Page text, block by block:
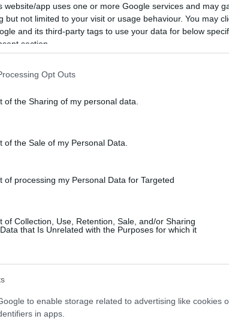
website/app uses one or more Google services and may
but not limited to your visit or usage behaviour. You may
and its third-party tags to use your data for below
section.
Opt Outs
of the Sharing of my personal data.
of the Sale of my Personal Data.
of processing my Personal Data for Targeted
of Collection, Use, Retention, Sale, and/or Sharing
that Is Unrelated with the Purposes for which it
to enable storage related to advertising like cookies
in apps.
szurkolóinak támogatásukért, a jobb és a
teli időszaka volt történelmünknek,
vonásra."
és keményen dolgozó emberrel."
mindenki nevében szeretném legnagyobb
Manchester United család tagjaként mindig
is!
ésiOS-re!
működését!